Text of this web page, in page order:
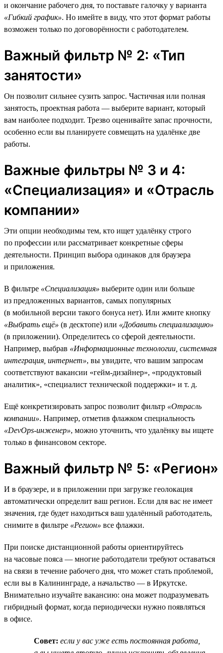
и окончание рабочего дня, то поставьте галочку у варианта
«Гибкий график». Но имейте в виду, что этот формат работы
возможен только по договорённости с работодателем.
Важный фильтр № 2: «Тип
занятости»
Он позволит сильнее сузить запрос. Частичная или полная
занятость, проектная работа — выберите вариант, который
вам наиболее подходит. Трезво оценивайте запас прочности,
особенно если вы планируете совмещать на удалёнке две
работы.
Важные фильтры № 3 и 4:
«Специализация» и «Отрасль
компании»
Эти опции необходимы тем, кто ищет удалёнку строго
по профессии или рассматривает конкретные сферы
деятельности. Принцип выбора одинаков для браузера
и приложения.
В фильтре «Специализация» выберите один или больше
из предложенных вариантов, самых популярных
(в мобильной версии такого бонуса нет). Или жмите кнопку
«Выбрать ещё» (в десктопе) или «Добавить специализацию»
(в приложении). Определитесь со сферой деятельности.
Например, выбрав «Информационные технологии, системная
интеграция, интернет», вы увидите, что вашим запросам
соответствуют вакансии «гейм-дизайнер», «продуктовый
аналитик», «специалист технической поддержки» и т. д.
Ещё конкретизировать запрос позволит фильтр «Отрасль
компании». Например, отметив флажком специальность
«DevOps-инженер», можно уточнить, что удалёнку вы ищете
только в финансовом секторе.
Важный фильтр № 5: «Регион»
И в браузере, и в приложении при загрузке геолокация
автоматически определит ваш регион. Если для вас не имеет
значения, где будет находиться ваш удалённый работодатель,
снимите в фильтре «Регион» все флажки.
При поиске дистанционной работы ориентируйтесь
на часовые пояса — многие работодатели требуют оставаться
на связи в течение рабочего дня, что может стать проблемой,
если вы в Калининграде, а начальство — в Иркутске.
Внимательно изучайте вакансию: она может подразумевать
гибридный формат, когда периодически нужно появляться
в офисе.
Совет: если у вас уже есть постоянная работа,